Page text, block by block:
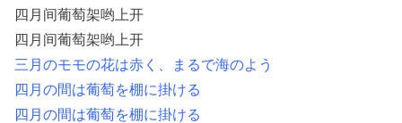
四月间葡萄架哟上开
四月间葡萄架哟上开
三月のモモの花は赤く、まるで海のよう
四月の間は葡萄を棚に掛ける
四月の間は葡萄を棚に掛ける